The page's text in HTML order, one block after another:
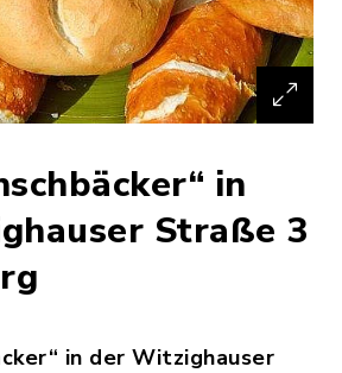
in
Straße 3
in der Witzighauser